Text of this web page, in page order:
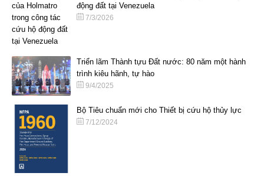
động đất tại Venezuela
7/3/2026
Triển lãm Thành tựu Đất nước: 80 năm một hành
trình kiêu hãnh, tự hào
9/4/2025
Bộ Tiêu chuẩn mới cho Thiết bị cứu hộ thủy lực
7/12/2024